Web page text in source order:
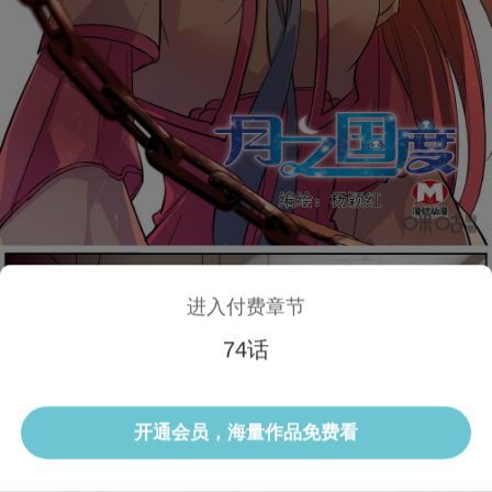
选集 当前话
进入付费章节
74话
开通会员，海量作品免费看